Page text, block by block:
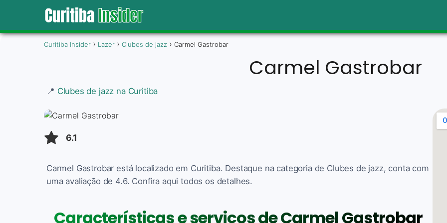
Curitiba Insider Lazer Clubes de jazz Carmel Gastrobar
Carmel Gastrobar
📍 Clubes de jazz na Curitiba
6.1
Carmel Gastrobar está localizado em Curitiba. Destaque na categoria de Clubes de jazz, conta com
uma avaliação de 4.6. Confira aqui todos os detalhes.
Características e serviços de Carmel Gastrobar